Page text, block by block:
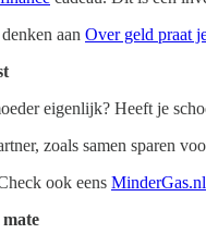
aan Over geld praat
eigenlijk? Heeft je
zoals samen sparen
ook eens MinderGas.nl